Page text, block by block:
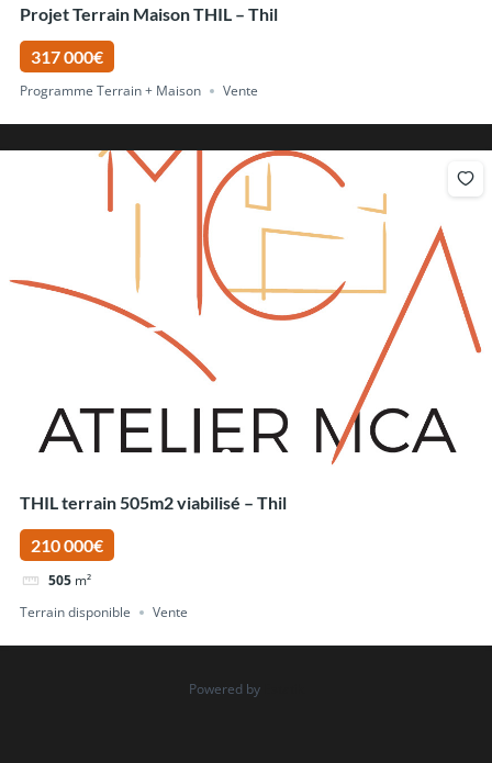
Projet Terrain Maison THIL – Thil
317 000€
Programme Terrain + Maison Vente
THIL terrain 505m2 viabilisé – Thil
210 000€
505 m²
Terrain disponible
Vente
Powered by